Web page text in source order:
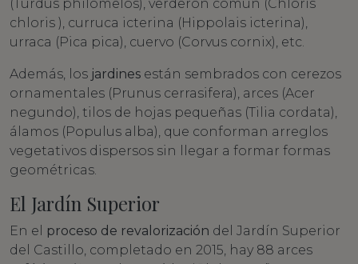
(Turdus philomelos), verderón común (Chloris
chloris ), curruca icterina (Hippolais icterina),
urraca (Pica pica), cuervo (Corvus cornix), etc.
Además, los jardines están sembrados con cerezos
ornamentales (Prunus cerrasifera), arces (Acer
negundo), tilos de hojas pequeñas (Tilia cordata),
álamos (Populus alba), que conforman arreglos
vegetativos dispersos sin llegar a formar formas
geométricas.
El Jardín Superior
En el proceso de revalorización del Jardín Superior
del Castillo, completado en 2015, hay 88 arces